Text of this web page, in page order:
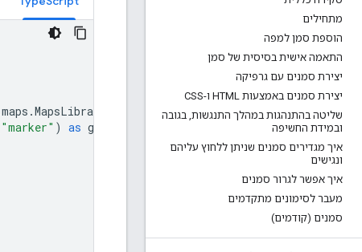
מתחילים
הוספת סמן למפה
התאמה אישית בסיסית של סמן
יצירת סמנים עם גרפיקה
יצירת סמנים באמצעות HTML ו-CSS
שליטה בהתנהגות במהלך התנגשות, בגובה
ובמידת החשיפה
איך מגדירים סמנים שניתן ללחוץ עליהם
ונגישים
איך אפשר לגרור סמנים
מעבר לסימונים מתקדמים
סמנים (קודמים)
maps .MapsLibrary
"marker" ) as google